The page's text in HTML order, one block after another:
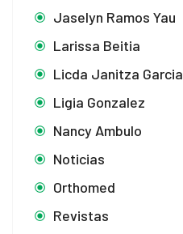
Jaselyn Ramos Yau
Larissa Beitia
Licda Janitza Garcia
Ligia Gonzalez
Nancy Ambulo
Noticias
Orthomed
Revistas